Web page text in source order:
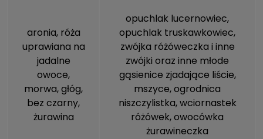
aronia, róża
uprawiana na
jadalne
owoce,
morwa, głóg,
bez czarny,
żurawina
opuchlak lucernowiec,
opuchlak truskawkowiec,
zwójka różóweczka i inne
zwójki oraz inne młode
gąsienice zjadające liście,
mszyce, ogrodnica
niszczylistka, wciornastek
różówek, owocówka
żurawineczka